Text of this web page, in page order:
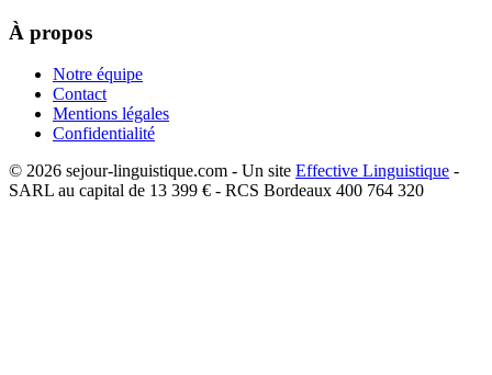
À propos
Notre équipe
Contact
Mentions légales
Confidentialité
© 2026 sejour-linguistique.com - Un site Effective Linguistique -
SARL au capital de 13 399 € - RCS Bordeaux 400 764 320